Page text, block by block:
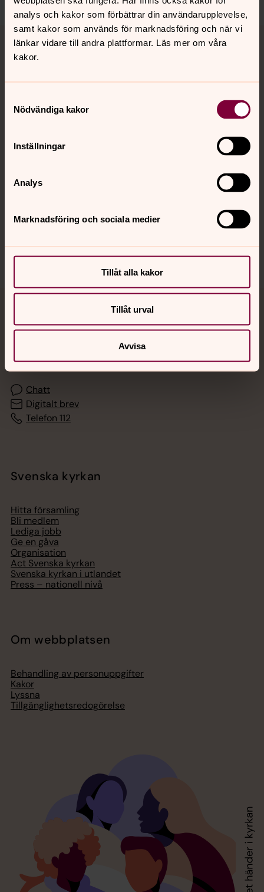
analys och kakor som förbättrar din användarupplevelse,
samt kakor som används för marknadsföring och när vi
länkar vidare till andra plattformar. Läs mer om våra
kakor.
Nödvändiga kakor
Inställningar
Analys
Marknadsföring och sociala medier
Tillåt alla kakor
Tillåt urval
Avvisa
Tillbaka till toppen
Tillbaka till innehållet
Hitta snabbt
Sociala kanaler
Jourhavande präst
Akut samtals- och krisstöd. Prata eller chatta anonymt
Chatt
Digitalt brev
Telefon 112
Svenska kyrkan
Hitta församling
Bli medlem
Lediga jobb
Ge en gåva
Organisation
Act Svenska kyrkan
Svenska kyrkan i utlandet
Press – nationell nivå
Om webbplatsen
Behandling av personuppgifter
Kakor
Lyssna
Tillgänglighetsredogörelse